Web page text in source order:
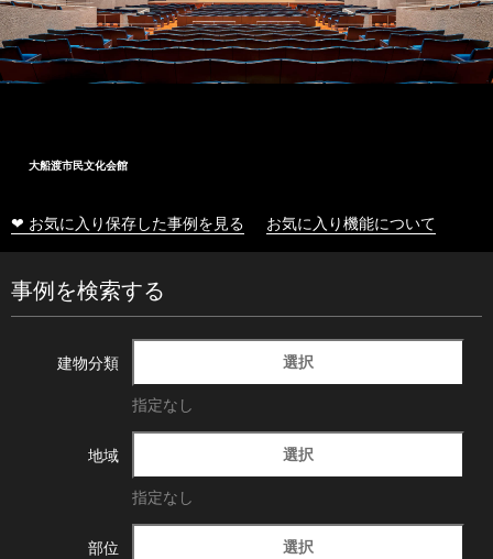
大船渡市民文化会館
❤ お気に入り保存した事例を見る お気に入り機能について
事例を検索する
建物分類 選択
指定なし
地域 選択
指定なし
部位 選択